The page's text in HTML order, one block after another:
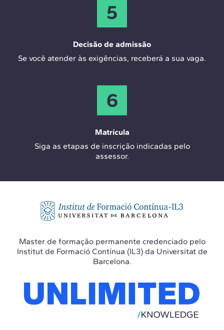
5
Decisão de admissão
Se você atender às exigências, receberá a sua vaga.
6
Matrícula
Siga as etapas de inscrição indicadas pelo
assessor.
Master de formação permanente credenciado pelo
Institut de Formació Contínua (IL3) da Universitat de
Barcelona.